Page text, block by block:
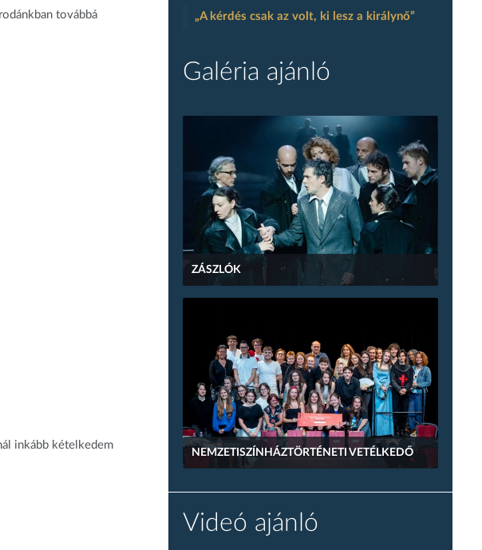
továbbá
inkább kételkedem
„A kérdés csak az volt, ki lesz a királynő”
Galéria ajánló
ZÁSZLÓK
NEMZETISZÍNHÁZTÖRTÉNETI VETÉLKEDŐ
Videó ajánló